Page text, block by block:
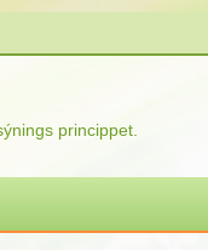
princippet.